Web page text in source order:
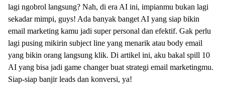
lagi ngobrol langsung? Nah, di era AI ini, impianmu bukan lagi
sekadar mimpi, guys! Ada banyak banget AI yang siap bikin
email marketing kamu jadi super personal dan efektif. Gak perlu
lagi pusing mikirin subject line yang menarik atau body email
yang bikin orang langsung klik. Di artikel ini, aku bakal spill 10
AI yang bisa jadi game changer buat strategi email marketingmu.
Siap-siap banjir leads dan konversi, ya!